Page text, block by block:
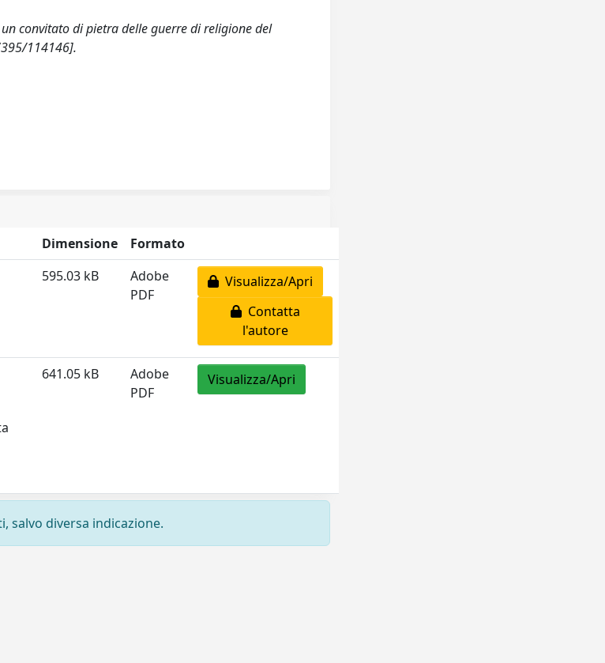
convitato di pietra delle guerre di religione del
114146].
Dimensione Formato
595.03 kB
Adobe
PDF
Visualizza/Apri
Contatta
l'autore
641.05 kB
Adobe
PDF
Visualizza/Apri
salvo diversa indicazione.